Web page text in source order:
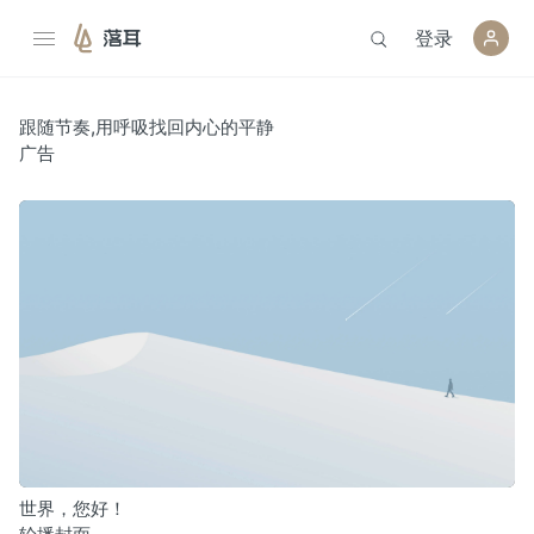
落耳 登录
跟随节奏,用呼吸找回内心的平静
广告
世界，您好！